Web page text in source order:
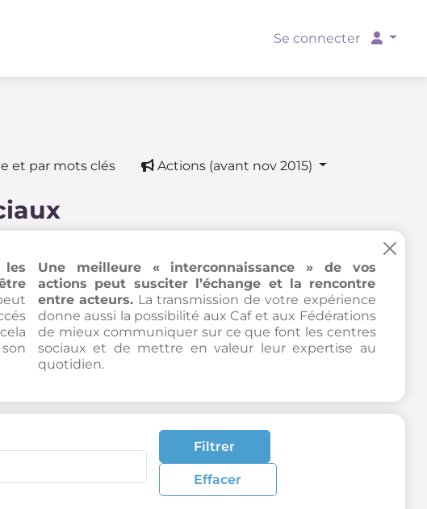
Se connecter
et par mots clés Actions (avant nov 2015)
×
Une meilleure « interconnaissance » de vos
actions peut susciter l’échange et la rencontre
entre acteurs. La transmission de votre expérience
donne aussi la possibilité aux Caf et aux Fédérations
de mieux communiquer sur ce que font les centres
sociaux et de mettre en valeur leur expertise au
quotidien.
Filtrer
Effacer